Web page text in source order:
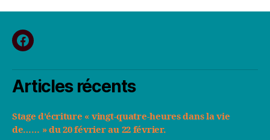
fb
Articles récents
Stage d’écriture « vingt-quatre-heures dans la vie
de…… » du 20 février au 22 février.